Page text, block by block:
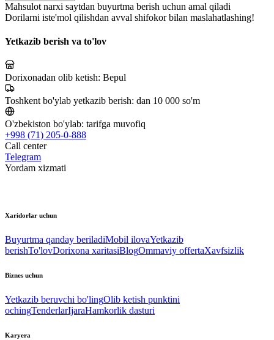
Mahsulot narxi saytdan buyurtma berish uchun amal qiladi
Dorilarni iste'mol qilishdan avval shifokor bilan maslahatlashing!
Yetkazib berish va to'lov
Dorixonadan olib ketish: Bepul
Toshkent bo'ylab yetkazib berish: dan 10 000 so'm
O'zbekiston bo'ylab: tarifga muvofiq
+998 (71) 205-0-888
Call center
Telegram
Yordam xizmati
Xaridorlar uchun
Buyurtma qanday beriladiMobil ilovaYetkazib
berishTo'lovDorixona xaritasiBlogOmmaviy offertaXavfsizlik
Biznes uchun
Yetkazib beruvchi bo'lingOlib ketish punktini
ochingTenderlarIjaraHamkorlik dasturi
Karyera